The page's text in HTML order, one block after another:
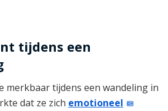
tijdens een
merkbaar tijdens een wandeling in
dat ze zich emotioneel